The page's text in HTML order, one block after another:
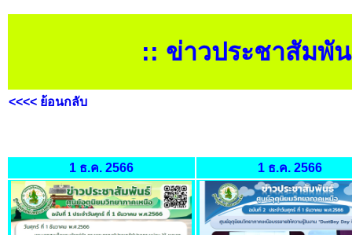
:: ข่าวประชาสัมพั
<<<< ย้อนกลับ
1 ธ.ค. 2566 1 ธ.ค. 2566